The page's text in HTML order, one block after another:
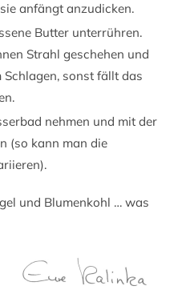
anfängt anzudicken.
Butter unterrühren.
Strahl geschehen und
sonst fällt das
nehmen und mit der
(so kann man die
und Blumenkohl … was